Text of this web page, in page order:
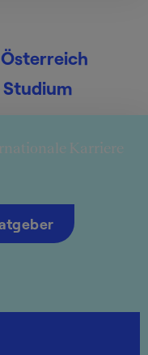
Karriere